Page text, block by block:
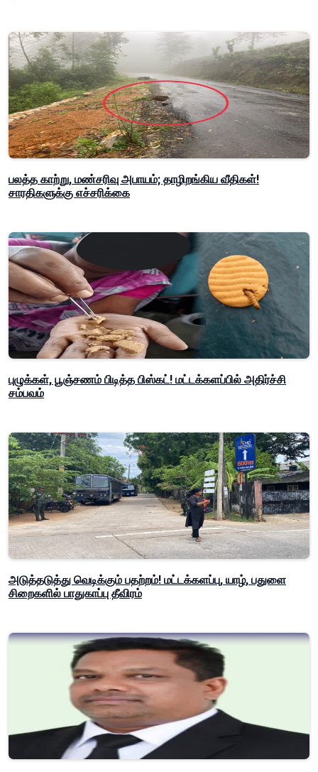
பலத்த காற்று, மண்சரிவு அபாயம்; தாழிறங்கிய வீதிகள்!
சாரதிகளுக்கு எச்சரிக்கை
புழுக்கள், பூஞ்சணம் பிடித்த பிஸ்கட்! மட்டக்களப்பில் அதிர்ச்சி
சம்பவம்
அடுத்தடுத்து வெடிக்கும் பதற்றம்! மட்டக்களப்பு, யாழ், பதுளை
சிறைகளில் பாதுகாப்பு தீவிரம்